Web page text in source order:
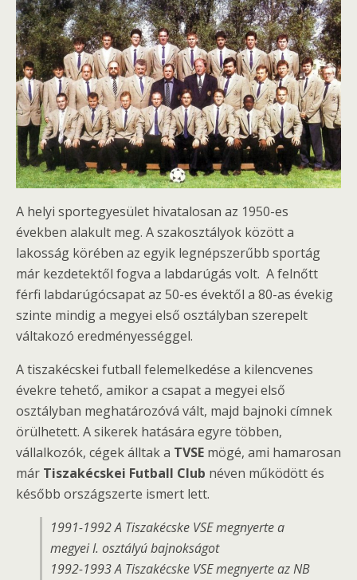
A helyi sportegyesület hivatalosan az 1950-es
években alakult meg. A szakosztályok között a
lakosság körében az egyik legnépszerűbb sportág
már kezdetektől fogva a labdarúgás volt. A felnőtt
férfi labdarúgócsapat az 50-es évektől a 80-as évekig
szinte mindig a megyei első osztályban szerepelt
váltakozó eredményességgel.
A tiszakécskei futball felemelkedése a kilencvenes
évekre tehető, amikor a csapat a megyei első
osztályban meghatározóvá vált, majd bajnoki címnek
örülhetett. A sikerek hatására egyre többen,
vállalkozók, cégek álltak a TVSE mögé, ami hamarosan
már Tiszakécskei Futball Club néven működött és
később országszerte ismert lett.
1991-1992 A Tiszakécske VSE megnyerte a
megyei I. osztályú bajnokságot
1992-1993 A Tiszakécske VSE megnyerte az NB